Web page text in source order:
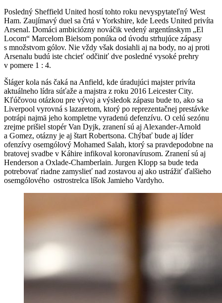
Posledný Sheffield United hostí tohto roku nevyspytateľný West
Ham. Zaujímavý duel sa črtá v Yorkshire, kde Leeds United privíta
Arsenal. Domáci ambiciózny nováčik vedený argentínskym „El
Locom“ Marcelom Bielsom ponúka od úvodu strhujúce zápasy
s množstvom gólov. Nie vždy však dosiahli aj na body, no aj proti
Arsenalu budú iste chcieť odčiniť dve posledné vysoké prehry
v pomere 1 : 4.
Šláger kola nás čaká na Anfield, kde úradujúci majster privíta
aktuálneho lídra súťaže a majstra z roku 2016 Leicester City.
Kľúčovou otázkou pre vývoj a výsledok zápasu bude to, ako sa
Liverpool vyrovná s lazaretom, ktorý po reprezentačnej prestávke
potrápi najmä jeho kompletne vyradenú defenzívu. O celú sezónu
zrejme prišiel stopér Van Dyjk, zranení sú aj Alexander-Arnold
a Gomez, otázny je aj štart Robertsona. Chýbať bude aj líder
ofenzívy osemgólový Mohamed Salah, ktorý sa pravdepodobne na
bratovej svadbe v Káhire infikoval koronavírusom. Zranení sú aj
Henderson a Oxlade-Chamberlain. Jurgen Klopp sa bude teda
potrebovať riadne zamyslieť nad zostavou aj ako ustrážiť ďalšieho
osemgólového ostrostrelca líšok Jamieho Vardyho.